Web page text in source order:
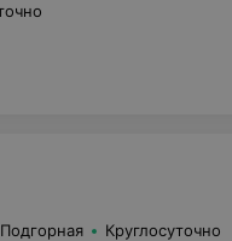
Круглосуточно